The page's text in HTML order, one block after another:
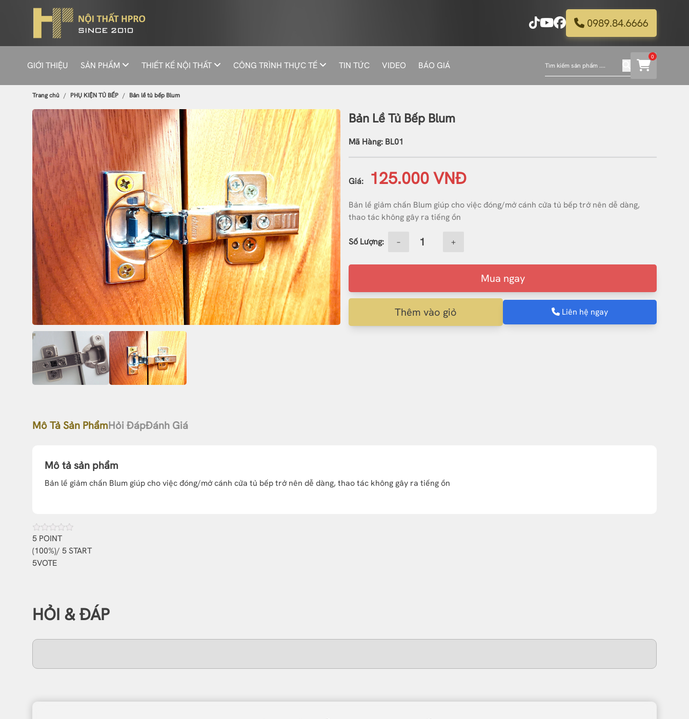
0989.84.6666
GIỚI THIỆU SẢN PHẨM THIẾT KẾ NỘI THẤT CÔNG TRÌNH THỰC TẾ TIN TỨC VIDEO BÁO GIÁ
0
Trang chủ PHỤ KIỆN TỦ BẾP Bản lề tủ bếp Blum
Bản Lề Tủ Bếp Blum
Mã Hàng: BL01
Giá: 125.000 VNĐ
Bản lề giảm chấn Blum giúp cho việc đóng/mở cánh cửa tủ bếp trở nên dễ dàng,
thao tác không gây ra tiếng ồn
Số Lượng: − +
Mua ngay
Thêm vào giỏ Liên hệ ngay
Mô Tả Sản PhẩmHỏi ĐápĐánh Giá
Mô tả sản phẩm
Bản lề giảm chấn Blum giúp cho việc đóng/mở cánh cửa tủ bếp trở nên dễ dàng, thao tác không gây ra tiếng ồn
5 POINT
(100%)/ 5 START
5VOTE
HỎI & ĐÁP